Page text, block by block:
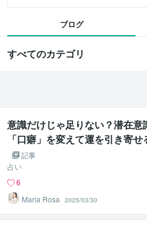
ブログ
すべてのカテゴリ
意識だけじゃ足りない？潜在意
「口癖」を変えて運を引き寄せ
記事
占い
6
Maria Rosa
2025/03/30